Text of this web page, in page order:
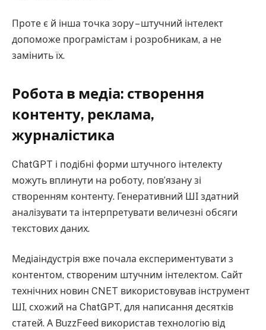
Проте є й інша точка зору – штучний інтелект
допоможе програмістам і розробникам, а не
замінить їх.
Робота в медіа: створення
контенту, реклама,
журналістика
ChatGPT і подібні форми штучного інтелекту
можуть вплинути на роботу, пов’язану зі
створенням контенту. Генеративний ШІ здатний
аналізувати та інтерпретувати величезні обсяги
текстових даних.
Медіаіндустрія вже почала експериментувати з
контентом, створеним штучним інтелектом. Сайт
технічних новин CNET використовував інструмент
ШІ, схожий на ChatGPT, для написання десятків
статей. А BuzzFeed використав технологію від